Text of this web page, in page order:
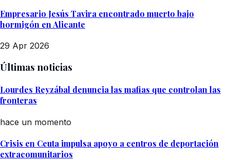
Empresario Jesús Tavira encontrado muerto bajo
hormigón en Alicante
29 Apr 2026
Últimas noticias
Lourdes Reyzábal denuncia las mafias que controlan las
fronteras
hace un momento
Crisis en Ceuta impulsa apoyo a centros de deportación
extracomunitarios